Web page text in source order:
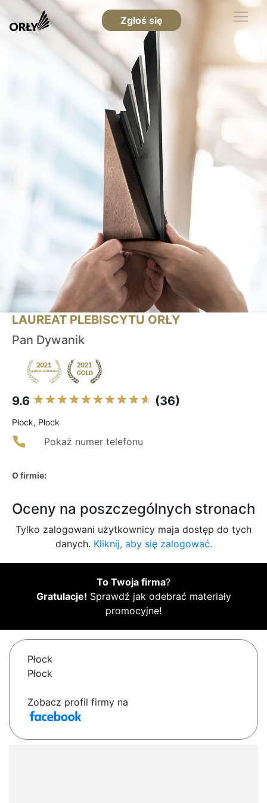
Zgłoś się
LAUREAT PLEBISCYTU ORŁY
Pan Dywanik
9.6 (36)
Płock, Płock
Pokaż numer telefonu
O firmie:
Oceny na poszczególnych stronach
Tylko zalogowani użytkownicy maja dostęp do tych
danych. Kliknij, aby się zalogować.
To Twoja firma?
Gratulacje! Sprawdź jak odebrać materiały
promocyjne!
Płock
Płock
Zobacz profil firmy na